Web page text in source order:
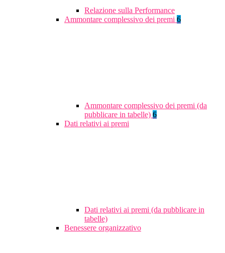
Relazione sulla Performance
Ammontare complessivo dei premi 6
Ammontare complessivo dei premi (da
pubblicare in tabelle) 6
Dati relativi ai premi
Dati relativi ai premi (da pubblicare in
tabelle)
Benessere organizzativo